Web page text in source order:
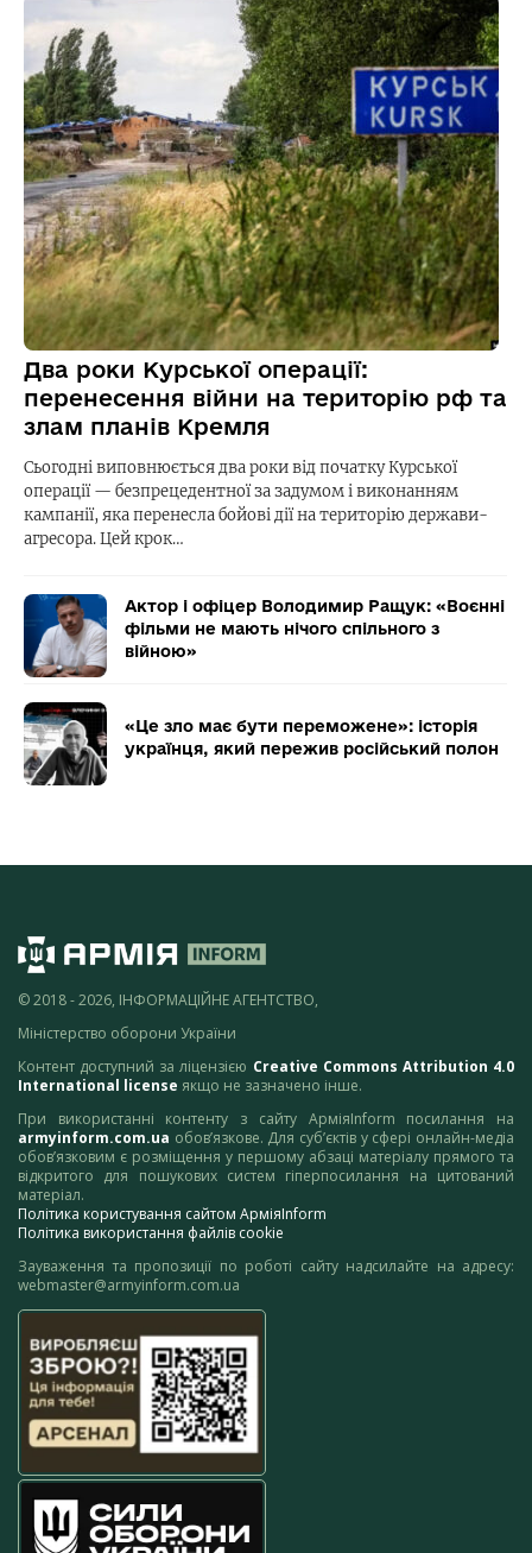
Два роки Курської операції:
перенесення війни на територію рф та
злам планів Кремля
Сьогодні виповнюється два роки від початку Курської
операції — безпрецедентної за задумом і виконанням
кампанії, яка перенесла бойові дії на територію держави-
агресора. Цей крок…
Актор і офіцер Володимир Ращук: «Воєнні
фільми не мають нічого спільного з
війною»
«Це зло має бути переможене»: історія
українця, який пережив російський полон
© 2018 - 2026, ІНФОРМАЦІЙНЕ АГЕНТСТВО,
Міністерство оборони України
Контент доступний за ліцензією Creative Commons Attribution 4.0
International license якщо не зазначено інше.
При використанні контенту з сайту АрміяInform посилання на
armyinform.com.ua обов’язкове. Для суб’єктів у сфері онлайн-медіа
обов’язковим є розміщення у першому абзаці матеріалу прямого та
відкритого для пошукових систем гіперпосилання на цитований
матеріал.
Політика користування сайтом АрміяInform
Політика використання файлів cookie
Зауваження та пропозиції по роботі сайту надсилайте на адресу:
webmaster@armyinform.com.ua